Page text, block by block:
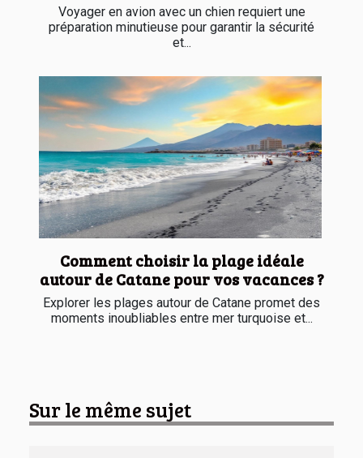
Voyager en avion avec un chien requiert une
préparation minutieuse pour garantir la sécurité
et...
Comment choisir la plage idéale
autour de Catane pour vos vacances ?
Explorer les plages autour de Catane promet des
moments inoubliables entre mer turquoise et...
Sur le même sujet